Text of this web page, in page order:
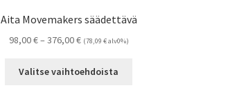
Aita Movemakers säädettävä
98,00€– 376,00€Hintaluokka:
-
(78,09 €alv0%)
Valitse vaihtoehdoista